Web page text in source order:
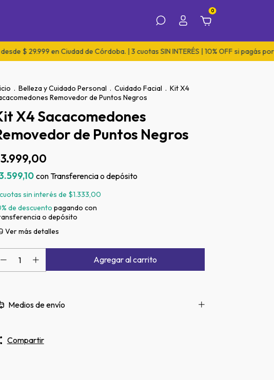
0
$ 29.999 en Ciudad de Córdoba. | 3 cuotas SIN INTERÉS | 10% OFF si pagás por
. Belleza y Cuidado Personal . Cuidado Facial . Kit X4
Removedor de Puntos Negros
X4 Sacacomedones
de Puntos Negros
conTransferencia o depósito
cuotas sin interés de $1.333,00
de descuento pagando con
o depósito
Ver más detalles
Medios de envío
Compartir